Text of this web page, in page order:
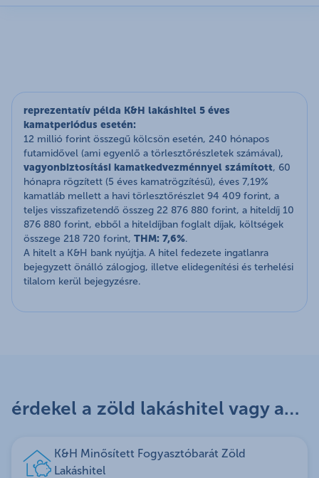
reprezentatív példa K&H lakáshitel 5 éves
kamatperiódus esetén:
12 millió forint összegű kölcsön esetén, 240 hónapos
futamidővel (ami egyenlő a törlesztőrészletek számával),
vagyonbiztosítási kamatkedvezménnyel számított, 60
hónapra rögzített (5 éves kamatrögzítésű), éves 7,19%
kamatláb mellett a havi törlesztőrészlet 94 409 forint, a
teljes visszafizetendő összeg 22 876 880 forint, a hiteldíj 10
876 880 forint, ebből a hiteldíjban foglalt díjak, költségek
összege 218 720 forint, THM: 7,6%.
A hitelt a K&H bank nyújtja. A hitel fedezete ingatlanra
bejegyzett önálló zálogjog, illetve elidegenítési és terhelési
tilalom kerül bejegyzésre.
érdekel a zöld lakáshitel vagy az állami támogatásokat használnád ki?
K&H Minősített Fogyasztóbarát Zöld
Lakáshitel